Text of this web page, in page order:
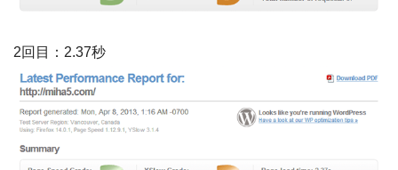
2回目：2.37秒